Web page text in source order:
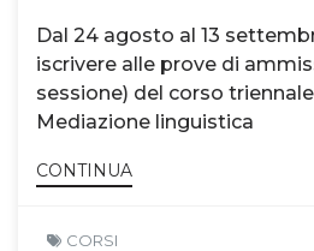
Dal 24 agosto al 13
iscrivere alle prove di
sessione) del corso
Mediazione linguistica
CONTINUA
CORSI